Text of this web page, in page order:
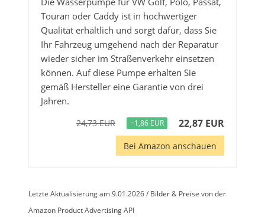
Touran oder Caddy ist in hochwertiger
Qualität erhältlich und sorgt dafür, dass Sie
Ihr Fahrzeug umgehend nach der Reparatur
wieder sicher im Straßenverkehr einsetzen
können. Auf diese Pumpe erhalten Sie
gemäß Hersteller eine Garantie von drei
Jahren.
24,73 EUR −1,86 EUR 22,87 EUR
Bei Amazon anschauen
Letzte Aktualisierung am 9.01.2026 / Bilder & Preise von der
Amazon Product Advertising API